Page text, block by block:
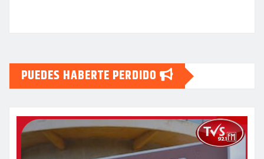
PUEDES HABERTE PERDIDO